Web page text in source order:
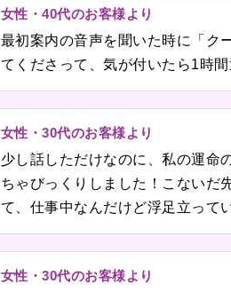
女性・40代のお客様より
最初案内の音声を聞いた時に「ク
てくださって、気が付いたら1時
女性・30代のお客様より
少し話しただけなのに、私の運命
ちゃびっくりしました！こないだ
て、仕事中なんだけど浮足立って
女性・30代のお客様より